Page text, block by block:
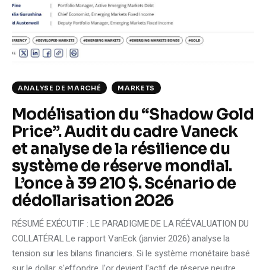
Climate
Markets
Shop
ANALYSE DE MARCHÉ MARKETS
Modélisation du “Shadow Gold
Price”. Audit du cadre Vaneck
et analyse de la résilience du
système de réserve mondial.
L’once à 39 210 $. Scénario de
dédollarisation 2026
RÉSUMÉ EXÉCUTIF : LE PARADIGME DE LA RÉÉVALUATION DU
COLLATÉRAL Le rapport VanEck (janvier 2026) analyse la
tension sur les bilans financiers. Si le système monétaire basé